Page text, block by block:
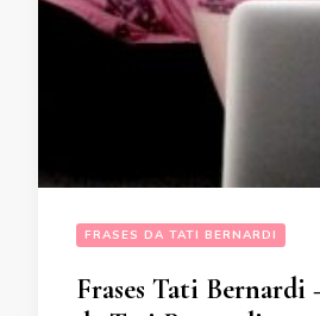
FRASES DA TATI BERNARDI
Frases Tati Bernardi